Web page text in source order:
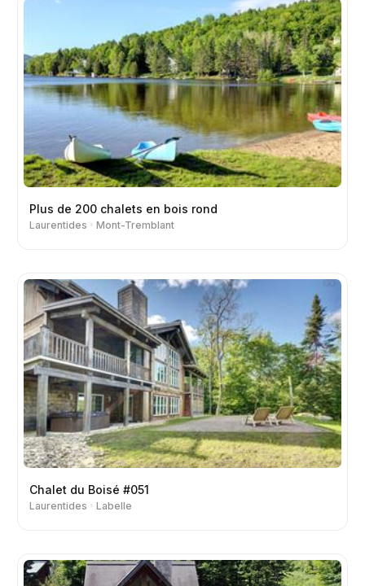
Plus de 200 chalets en bois rond
Laurentides Mont-Tremblant
Chalet du Boisé #051
Laurentides Labelle